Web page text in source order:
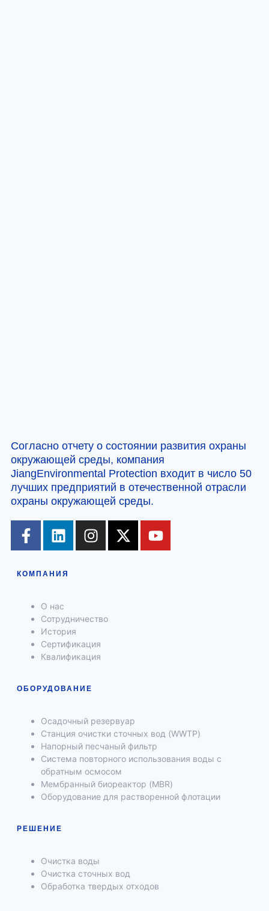
Согласно отчету о состоянии развития охраны
окружающей среды, компания
JiangEnvironmental Protection входит в число 50
лучших предприятий в отечественной отрасли
охраны окружающей среды.
КОМПАНИЯ
О нас
Сотрудничество
История
Сертификация
Квалификация
ОБОРУДОВАНИЕ
Осадочный резервуар
Станция очистки сточных вод (WWTP)
Напорный песчаный фильтр
Система повторного использования воды с
обратным осмосом
Мембранный биореактор (MBR)
Оборудование для растворенной флотации
РЕШЕНИЕ
Очистка воды
Очистка сточных вод
Обработка твердых отходов